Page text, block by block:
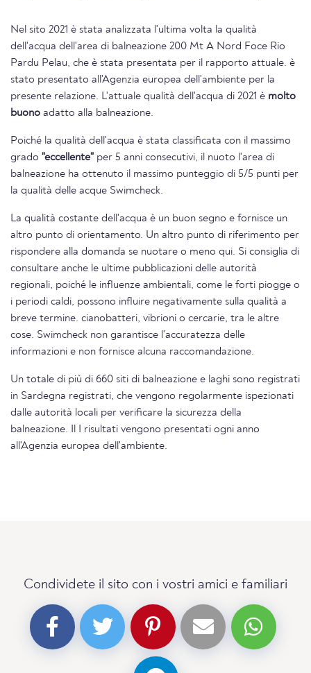
Nel sito 2021 è stata analizzata l'ultima volta la qualità
dell'acqua dell'area di balneazione 200 Mt A Nord Foce Rio
Pardu Pelau, che è stata presentata per il rapporto attuale. è
stato presentato all'Agenzia europea dell'ambiente per la
presente relazione. L'attuale qualità dell'acqua di 2021 è molto
buono adatto alla balneazione.
Poiché la qualità dell'acqua è stata classificata con il massimo
grado "eccellente" per 5 anni consecutivi, il nuoto l'area di
balneazione ha ottenuto il massimo punteggio di 5/5 punti per
la qualità delle acque Swimcheck.
La qualità costante dell'acqua è un buon segno e fornisce un
altro punto di orientamento. Un altro punto di riferimento per
rispondere alla domanda se nuotare o meno qui. Si consiglia di
consultare anche le ultime pubblicazioni delle autorità
regionali, poiché le influenze ambientali, come le forti piogge o
i periodi caldi, possono influire negativamente sulla qualità a
breve termine. cianobatteri, vibrioni o cercarie, tra le altre
cose. Swimcheck non garantisce l'accuratezza delle
informazioni e non fornisce alcuna raccomandazione.
Un totale di più di 660 siti di balneazione e laghi sono registrati
in Sardegna registrati, che vengono regolarmente ispezionati
dalle autorità locali per verificare la sicurezza della
balneazione. Il I risultati vengono presentati ogni anno
all'Agenzia europea dell'ambiente.
Condividete il sito con i vostri amici e familiari